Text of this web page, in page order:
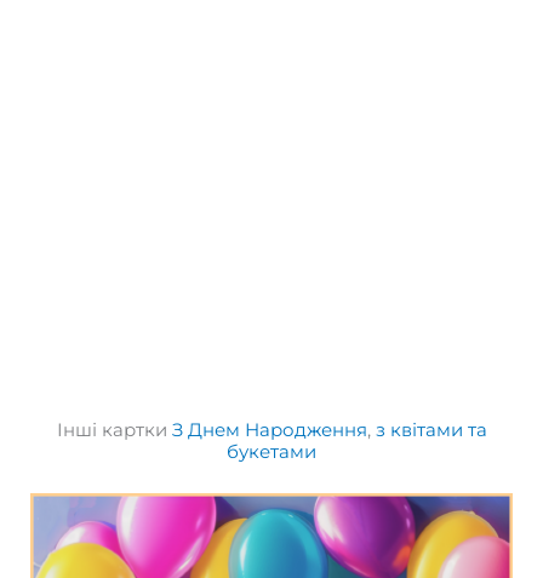
Інші картки З Днем Народження, з квітами та
букетами